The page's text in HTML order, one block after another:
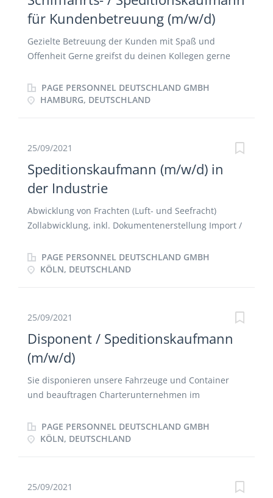
alle Abteilungen Beantragung von
Ausfuhrgenehmigungen beim BAFA Prüfung von
von Zolltarifnummern
für Kundenbetreuung (m/w/d)
Gezielte Betreuung der Kunden mit Spaß und
Offenheit Gerne greifst du deinen Kollegen gerne
von Plänen gehören zu deinen Aufgaben Tarifpflege
und Kalkulationen Marktanalyse und Erstellung von
PAGE PERSONNEL DEUTSCHLAND GMBH
HAMBURG, DEUTSCHLAND
25/09/2021
Speditionskaufmann (m/w/d) in
der Industrie
Abwicklung von Frachten (Luft- und Seefracht)
Zollabwicklung, inkl. Dokumentenerstellung Import /
steuerung des nationalen und internationalen
Geschäftes Konditionsverhandlungen mit
PAGE PERSONNEL DEUTSCHLAND GMBH
KÖLN, DEUTSCHLAND
25/09/2021
Disponent / Speditionskaufmann
(m/w/d)
Sie disponieren unsere Fahrzeuge und Container
und beauftragen Charterunternehmen im
und überwachen Ihre Aufträge, wickeln
Reklamationen ab und bereiten die Abrechnung vor.
(m/w/d) gehört ebenfalls zu Ihrem Aufgabengebiet.
PAGE PERSONNEL DEUTSCHLAND GMBH
KÖLN, DEUTSCHLAND
25/09/2021